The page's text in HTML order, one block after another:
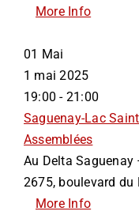
More Info
01 Mai
1 mai 2025
19:00 - 21:00
Saguenay-Lac
Assemblées
Au Delta Saguenay
2675, boulevard du
More Info